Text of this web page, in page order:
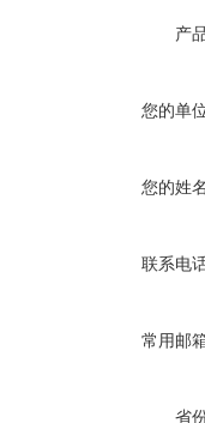
产
您的单
您的姓
联系电
常用邮
省